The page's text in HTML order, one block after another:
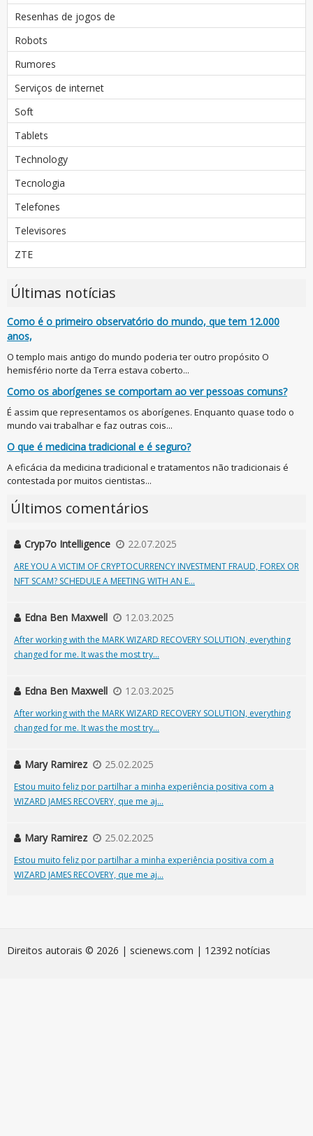
Resenhas de jogos de
Robots
Rumores
Serviços de internet
Soft
Tablets
Technology
Tecnologia
Telefones
Televisores
ZTE
Últimas notícias
Como é o primeiro observatório do mundo, que tem 12.000
anos,
O templo mais antigo do mundo poderia ter outro propósito O
hemisfério norte da Terra estava coberto...
Como os aborígenes se comportam ao ver pessoas comuns?
É assim que representamos os aborígenes. Enquanto quase todo o
mundo vai trabalhar e faz outras cois...
O que é medicina tradicional e é seguro?
A eficácia da medicina tradicional e tratamentos não tradicionais é
contestada por muitos cientistas...
Últimos comentários
Cryp7o Intelligence 22.07.2025
ARE YOU A VICTIM OF CRYPTOCURRENCY INVESTMENT FRAUD, FOREX OR
NFT SCAM? SCHEDULE A MEETING WITH AN E...
Edna Ben Maxwell 12.03.2025
After working with the MARK WIZARD RECOVERY SOLUTION, everything
changed for me. It was the most try...
Edna Ben Maxwell 12.03.2025
After working with the MARK WIZARD RECOVERY SOLUTION, everything
changed for me. It was the most try...
Mary Ramirez 25.02.2025
Estou muito feliz por partilhar a minha experiência positiva com a
WIZARD JAMES RECOVERY, que me aj...
Mary Ramirez 25.02.2025
Estou muito feliz por partilhar a minha experiência positiva com a
WIZARD JAMES RECOVERY, que me aj...
Direitos autorais © 2026 | scienews.com | 12392 notícias